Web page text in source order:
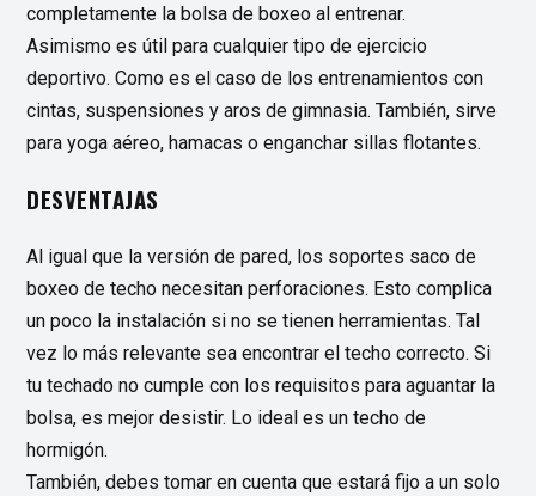
completamente la bolsa de boxeo al entrenar.
Asimismo es útil para cualquier tipo de ejercicio
deportivo. Como es el caso de los entrenamientos con
cintas, suspensiones y aros de gimnasia. También, sirve
para yoga aéreo, hamacas o enganchar sillas flotantes.
DESVENTAJAS
Al igual que la versión de pared, los soportes saco de
boxeo de techo necesitan perforaciones. Esto complica
un poco la instalación si no se tienen herramientas. Tal
vez lo más relevante sea encontrar el techo correcto. Si
tu techado no cumple con los requisitos para aguantar la
bolsa, es mejor desistir. Lo ideal es un techo de
hormigón.
También, debes tomar en cuenta que estará fijo a un solo